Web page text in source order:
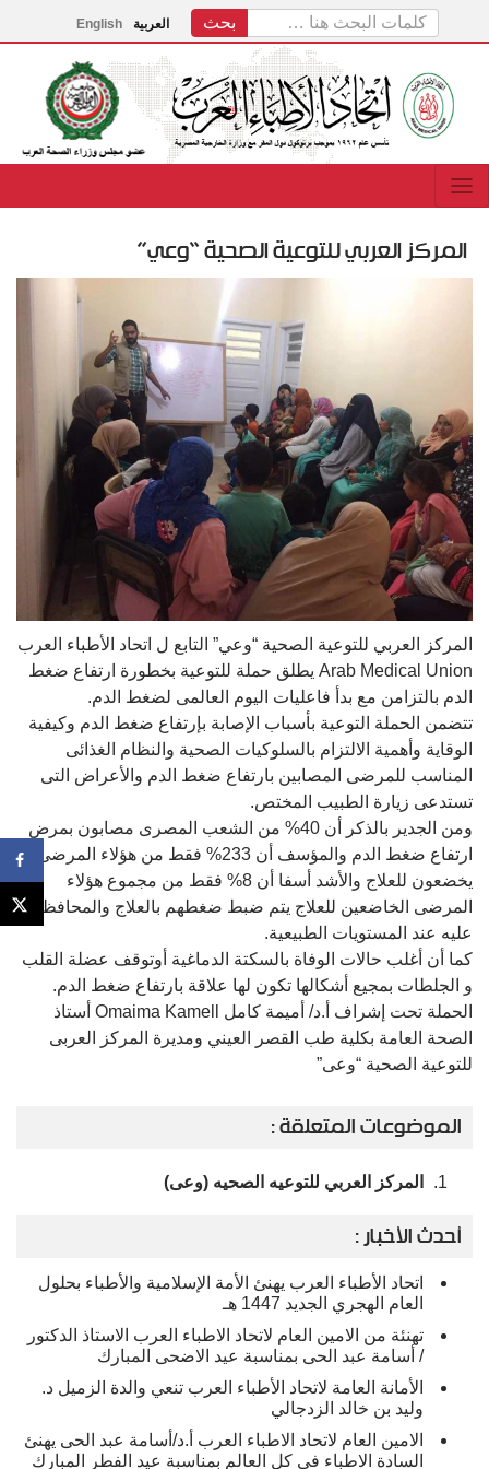
العربية English
المركز العربي للتوعية الصحية “وعي”
المركز العربي للتوعية الصحية “وعي” التابع ل اتحاد الأطباء العرب
Arab Medical Union يطلق حملة للتوعية بخطورة ارتفاع ضغط
الدم بالتزامن مع بدأ فاعليات اليوم العالمى لضغط الدم.
تتضمن الحملة التوعية بأسباب الإصابة بإرتفاع ضغط الدم وكيفية
الوقاية وأهمية الالتزام بالسلوكيات الصحية والنظام الغذائى
المناسب للمرضى المصابين بارتفاع ضغط الدم والأعراض التى
تستدعى زيارة الطبيب المختص.
ومن الجدير بالذكر أن 40% من الشعب المصرى مصابون بمرض
ارتفاع ضغط الدم والمؤسف أن 233% فقط من هؤلاء المرضى
يخ
ضعون للعلاج والأشد أسفا أن 8% فقط من مجموع هؤلاء
المرضى الخاضعين للعلاج يتم ضبط ضغطهم بالعلاج والمحافظة
عليه عند المستويات الطبيعية.
كما أن أغلب حالات الوفاة بالسكتة الدماغية أوتوقف عضلة القلب
و الجلطات بمجيع أشكالها تكون لها علاقة بارتفاع ضغط الدم.
الحملة تحت إشراف أ.د/ أميمة كامل Omaima Kamell أستاذ
الصحة العامة بكلية طب القصر العيني ومديرة المركز العربى
للتوعية الصحية “وعى”
الموضوعات المتعلقة :
المركز العربي للتوعيه الصحيه (وعى)
أحدث الأخبار :
اتحاد الأطباء العرب يهنئ الأمة الإسلامية والأطباء بحلول
العام الهجري الجديد 1447 هـ
تهنئة من الامين العام لاتحاد الاطباء العرب الاستاذ الدكتور
/ أسامة عبد الحى بمناسبة عيد الاضحى المبارك
الأمانة العامة لاتحاد الأطباء العرب تنعي والدة الزميل د.
وليد بن خالد الزدجالي
الامين العام لاتحاد الاطباء العرب أ.د/أسامة عبد الحى يهنئ
السادة الاطباء فى كل العالم بمناسبة عيد الفطر المبارك